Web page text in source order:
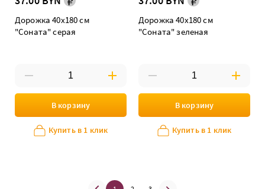
Дорожка 40х180 см
"Соната" серая
В корзину
Купить в 1 клик
Дорожка 40х180 см
"Соната" зеленая
В корзину
Купить в 1 клик